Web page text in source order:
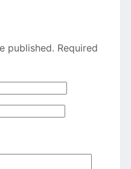
published. Required